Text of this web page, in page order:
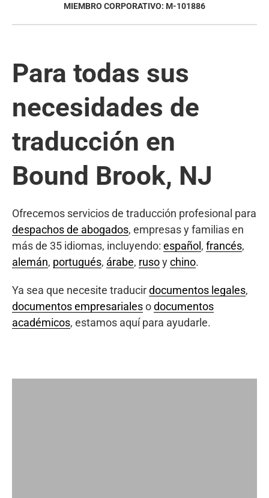
MIEMBRO CORPORATIVO: M-101886
Para todas sus
necesidades de
traducción en
Bound Brook, NJ
Ofrecemos servicios de traducción profesional para
despachos de abogados, empresas y familias en
más de 35 idiomas, incluyendo: español , francés,
alemán, portugués, árabe, rusoychino.
Ya sea que necesite traducirdocumentos legales,
documentos empresarialesodocumentos
académicos, estamos aquí para ayudarle.